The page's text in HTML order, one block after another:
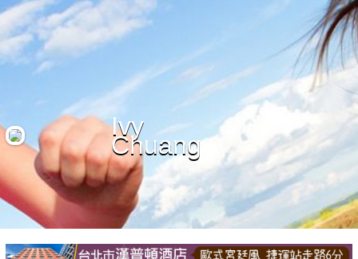
好康優惠
最新留言
商家合作
推薦景點
Ivy
Chuang